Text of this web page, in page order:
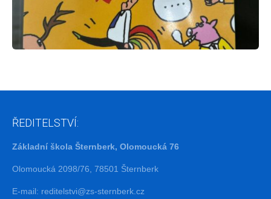
ŘEDITELSTVÍ:
Základní škola Šternberk, Olomoucká 76
Olomoucká 2098/76, 78501 Šternberk
E-mail: reditelstvi@zs-sternberk.cz